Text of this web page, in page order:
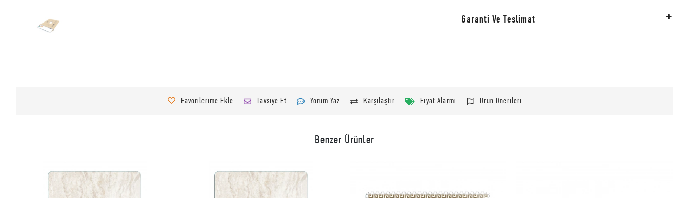
Garanti Ve Teslimat
Favorilerime Ekle Tavsiye Et Yorum Yaz Karşılaştır Fiyat Alarmı Ürün Önerileri
Benzer Ürünler